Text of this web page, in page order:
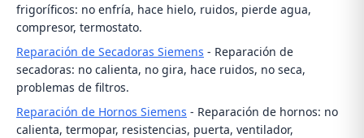
frigoríficos: no enfría, hace hielo, ruidos, pierde agua,
compresor, termostato.
Reparación de Secadoras Siemens - Reparación de
secadoras: no calienta, no gira, hace ruidos, no seca,
problemas de filtros.
Reparación de Hornos Siemens - Reparación de hornos: no
calienta, termopar, resistencias, puerta, ventilador,